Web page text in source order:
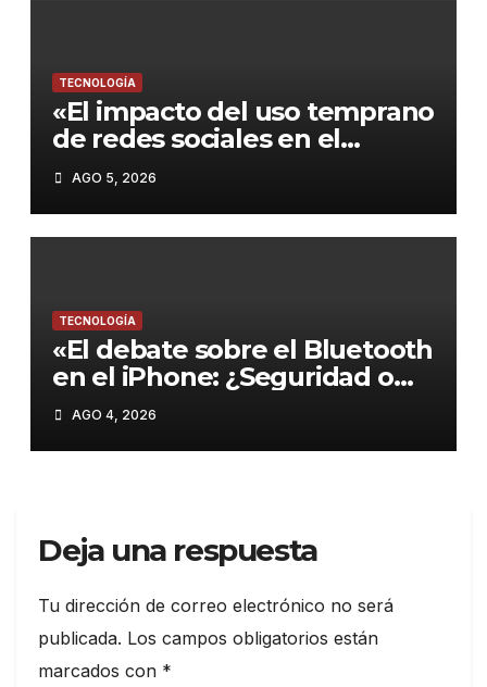
TECNOLOGÍA
«El impacto del uso temprano
de redes sociales en el
rendimiento académico de
los adolescentes»
AGO 5, 2026
TECNOLOGÍA
«El debate sobre el Bluetooth
en el iPhone: ¿Seguridad o
comodidad?»
AGO 4, 2026
Deja una respuesta
Tu dirección de correo electrónico no será
publicada. Los campos obligatorios están
marcados con *